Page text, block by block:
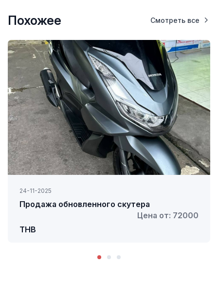
Похожее Смотреть все
24-11-2025
Продажа обновленного скутера
Цена от: 72000
THB